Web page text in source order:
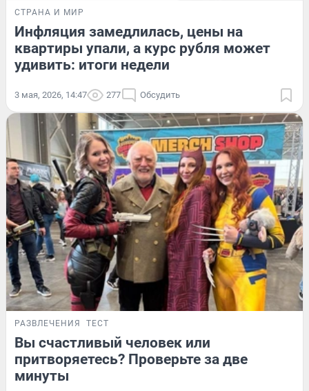
СТРАНА И МИР
Инфляция замедлилась, цены на
квартиры упали, а курс рубля может
удивить: итоги недели
3 мая, 2026, 14:47 277 Обсудить
РАЗВЛЕЧЕНИЯ ТЕСТ
Вы счастливый человек или
притворяетесь? Проверьте за две
минуты